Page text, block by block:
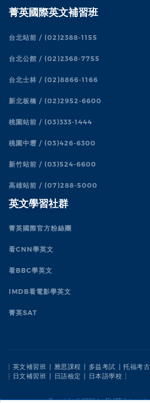
菁英國際英文補習班
台北站前 / (02)2388-1155
台北公館 / (02)2368-7755
台北士林 / (02)8866-1166
新北板橋 / (02)2952-6600
桃園站前 / (03)333-1444
桃園中壢 / (03)426-6300
新竹站前 / (03)524-6600
高雄站前 / (07)288-5000
英文學習社群
菁英國際官方粉絲團
看CNN學英文
看BBC學英文
IMDB看電影學英文
菁英SAT
英文補習班 雅思課程 多益考試 托福考
日文補習班
日語檢定 日本語學校
Copyright ©2026 by ELITE